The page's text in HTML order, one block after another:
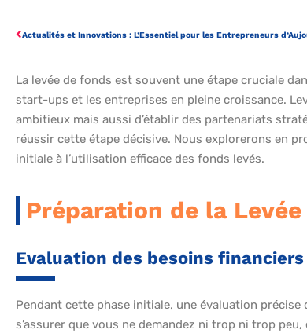
La levée de fonds est souvent une étape cruciale
start-ups et les entreprises en pleine croissance.
ambitieux mais aussi d’établir des partenariats
réussir cette étape décisive. Nous explorerons en
initiale à l’utilisation efficace des fonds levés.
Préparation de la Levée
Evaluation des besoins financiers
Pendant cette phase initiale, une évaluation
s’assurer que vous ne demandez ni trop ni trop